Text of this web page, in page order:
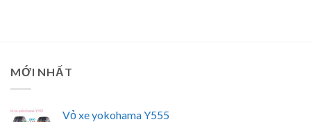
MỚI NHẤT
Vỏ xe yokohama Y555